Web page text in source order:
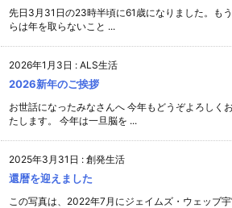
先日3月31日の23時半頃に61歳になりました。も
らは年を取らないこと ...
2026年1月3日 : ALS生活
2026新年のご挨拶
お世話になったみなさんへ 今年もどうぞよろしく
たします。 今年は一旦脳を ...
2025年3月31日 : 創発生活
還暦を迎えました
この写真は、2022年7月にジェイムズ・ウェッブ